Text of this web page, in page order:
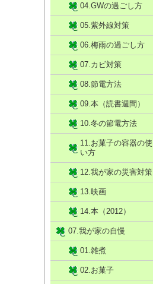
04.GWの過ごし方
05.紫外線対策
06.梅雨の過ごし方
07.カビ対策
08.節電方法
09.本（読書週間）
10.冬の節電方法
11.お菓子の容器の使
い方
12.我が家の災害対策
13.映画
14.本（2012）
07.我が家の自慢
01.雑煮
02.お菓子